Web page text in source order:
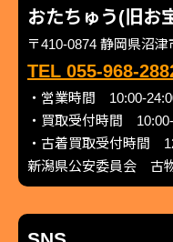
おたちゅう(旧お
〒410-0874 静岡県沼
TEL 055-968-
・営業時間 10:00-
・買取受付時間
・古着買取受付時間
新潟県公安委員会 古